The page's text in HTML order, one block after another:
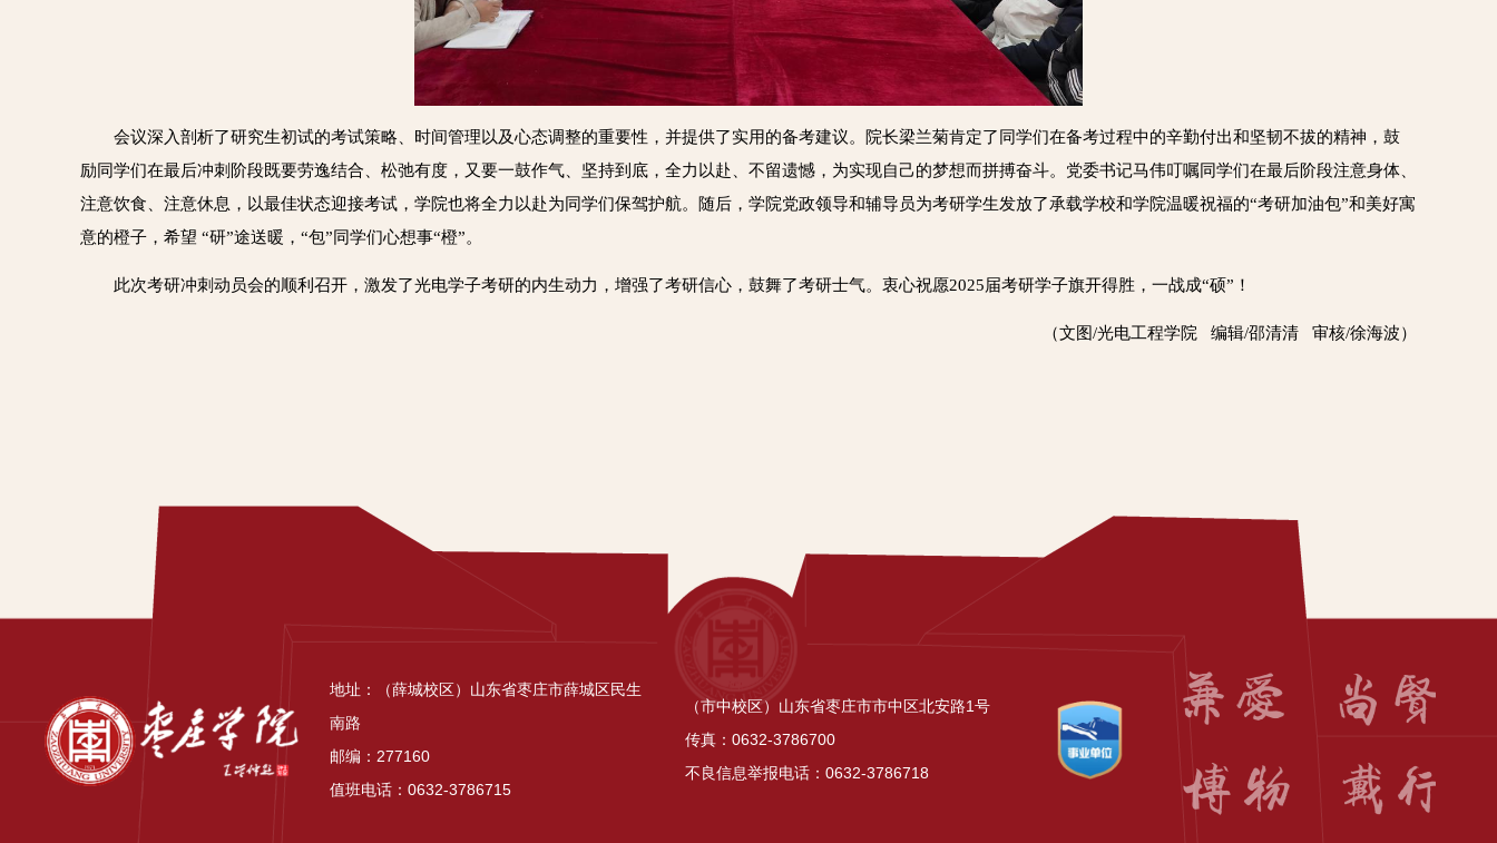
会议深入剖析了研究生初试的考试策略、时间管理以及心态调整的重要性，并提供了实用的备考建议。院长梁兰菊肯定了同学们在备考过程中的辛勤付出和坚韧不拔的精神，鼓
励同学们在最后冲刺阶段既要劳逸结合、松弛有度，又要一鼓作气、坚持到底，全力以赴、不留遗憾，为实现自己的梦想而拼搏奋斗。党委书记马伟叮嘱同学们在最后阶段注意身体、
注意饮食、注意休息，以最佳状态迎接考试，学院也将全力以赴为同学们保驾护航。随后，学院党政领导和辅导员为考研学生发放了承载学校和学院温暖祝福的“考研加油包”和美好寓
意的橙子，希望 “研”途送暖，“包”同学们心想事“橙”。
此次考研冲刺动员会的顺利召开，激发了光电学子考研的内生动力，增强了考研信心，鼓舞了考研士气。衷心祝愿2025届考研学子旗开得胜，一战成“硕”！
（文图/光电工程学院 编辑/邵清清 审核/徐海波）
地址：（薛城校区）山东省枣庄市薛城区民生
南路
邮编：277160
值班电话：0632-3786715
（市中校区）山东省枣庄市市中区北安路1号
传真：0632-3786700
不良信息举报电话：0632-3786718